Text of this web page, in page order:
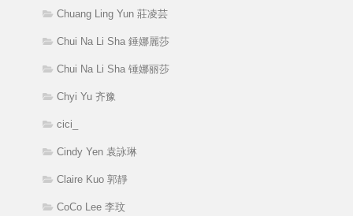
Chuang Ling Yun 莊凌芸
Chui Na Li Sha 錘娜麗莎
Chui Na Li Sha 锤娜丽莎
Chyi Yu 齐豫
cici_
Cindy Yen 袁詠琳
Claire Kuo 郭靜
CoCo Lee 李玟